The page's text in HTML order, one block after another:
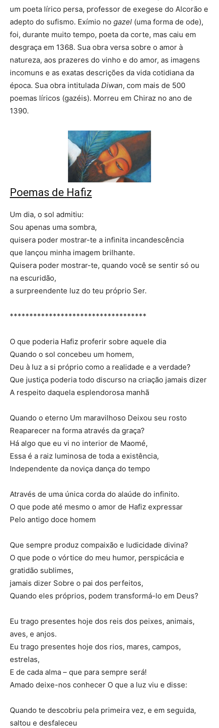
um poeta lírico persa, professor de exegese do Alcorão e
adepto do sufismo. Exímio no gazel (uma forma de ode),
foi, durante muito tempo, poeta da corte, mas caiu em
desgraça em 1368. Sua obra versa sobre o amor à
natureza, aos prazeres do vinho e do amor, as imagens
incomuns e as exatas descrições da vida cotidiana da
época. Sua obra intitulada Diwan, com mais de 500
poemas líricos (gazéis). Morreu em Chiraz no ano de
1390.
Poemas de Hafiz
Um dia, o sol admitiu:
Sou apenas uma sombra,
quisera poder mostrar-te a infinita incandescência
que lançou minha imagem brilhante.
Quisera poder mostrar-te, quando você se sentir só ou
na escuridão,
a surpreendente luz do teu próprio Ser.
***********************************
O que poderia Hafiz proferir sobre aquele dia
Quando o sol concebeu um homem,
Deu à luz a si próprio como a realidade e a verdade?
Que justiça poderia todo discurso na criação jamais dizer
A respeito daquela esplendorosa manhã
Quando o eterno Um maravilhoso Deixou seu rosto
Reaparecer na forma através da graça?
Há algo que eu vi no interior de Maomé,
Essa é a raiz luminosa de toda a existência,
Independente da noviça dança do tempo
Através de uma única corda do alaúde do infinito.
O que pode até mesmo o amor de Hafiz expressar
Pelo antigo doce homem
Que sempre produz compaixão e ludicidade divina?
O que pode o vórtice do meu humor, perspicácia e
gratidão sublimes,
jamais dizer Sobre o pai dos perfeitos,
Quando eles próprios, podem transformá-lo em Deus?
Eu trago presentes hoje dos reis dos peixes, animais,
aves, e anjos.
Eu trago presentes hoje dos rios, mares, campos,
estrelas,
E de cada alma – que para sempre será!
Amado deixe-nos conhecer O que a luz viu e disse:
Quando te descobriu pela primeira vez, e em seguida,
saltou e desfaleceu